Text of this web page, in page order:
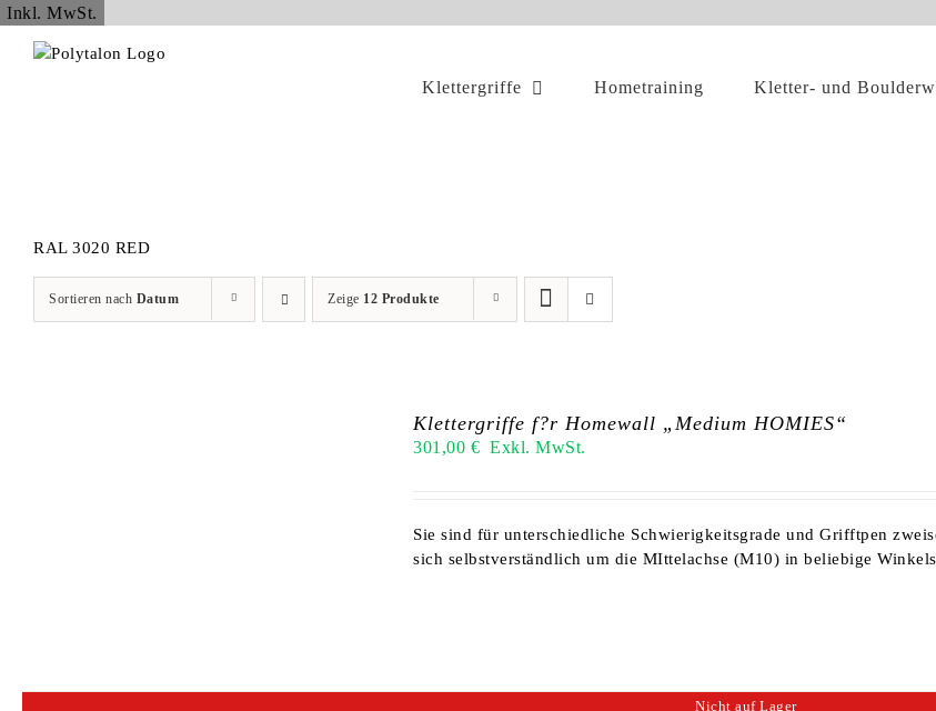
Inkl. MwSt.
springen
Klettergriffe Hometraining Kletter- und
RAL 3020 RED
Sortieren nach Datum Zeige 12 Produkte
Klettergriffe f?r Homewall „Medium HOMIES“
301,00 € Exkl. MwSt.
Sie sind für unterschiedliche Schwierigkeitsgrade und Grifftpen
sich selbstverständlich um die MIttelachse (M10) in beliebige
Nicht auf Lager